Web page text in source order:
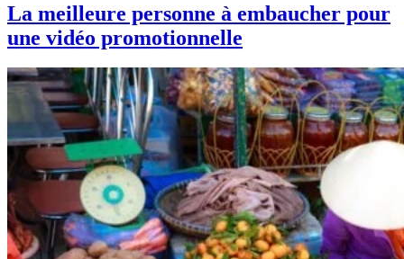
La meilleure personne à embaucher pour
une vidéo promotionnelle